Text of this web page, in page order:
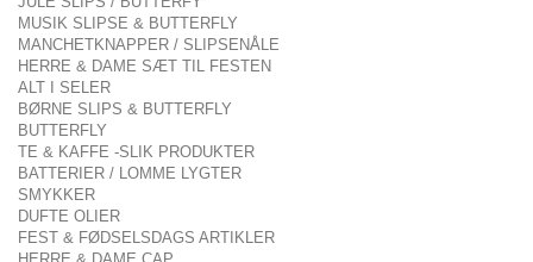
MUSIK SLIPSE & BUTTERFLY
MANCHETKNAPPER / SLIPSENÅLE
HERRE & DAME SÆT TIL FESTEN
ALT I SELER
BØRNE SLIPS & BUTTERFLY
BUTTERFLY
TE & KAFFE -SLIK PRODUKTER
BATTERIER / LOMME LYGTER
SMYKKER
DUFTE OLIER
FEST & FØDSELSDAGS ARTIKLER